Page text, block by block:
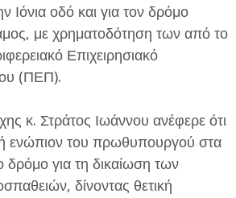
Ιόνια οδό και για τον δρόμο
με χρηματοδότηση των από το
Επιχειρησιακό
(ΠΕΠ).
κ. Στράτος Ιωάννου ανέφερε ότι
ενώπιον του πρωθυπουργού στα
δρόμο για τη δικαίωση των
δίνοντας θετική